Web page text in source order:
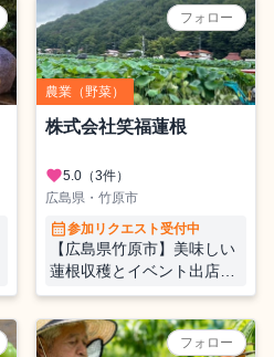
フォロー
農業（野菜）
株式会社笑福蓮根
favorite5.0 （3件）
広島県・竹原市
calendar_month参加リクエスト受付中
【広島県竹原市】美味しい
蓮根収穫とイベント出店の
おてつだい
フォロー